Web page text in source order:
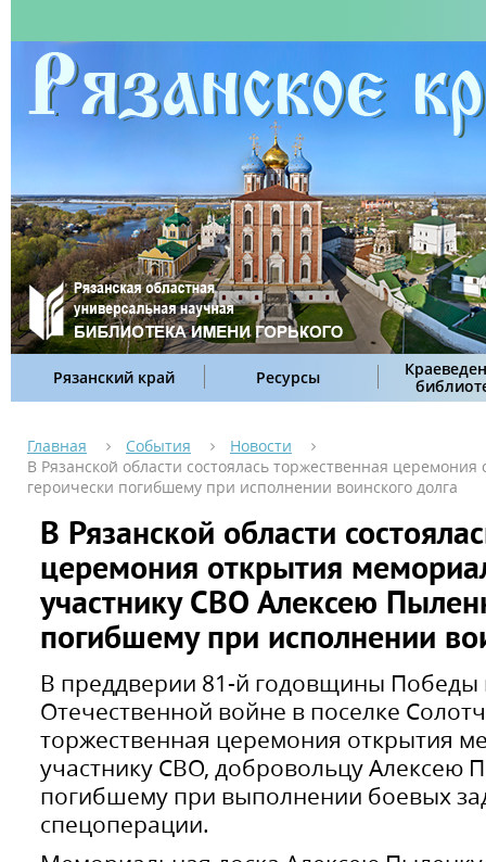
Рязанский край Ресурсы
Главная События
Новости
В Рязанской области состоялась торжественная
героически погибшему при исполнении воинского долга
В Рязанской области
церемония открытия
участнику СВО Алексею
погибшему при исполнении
В преддверии 81-й годовщины Победы
Отечественной войне в поселке
торжественная церемония открытия
участнику СВО, добровольцу Алексею
погибшему при выполнении боевых
спецоперации.